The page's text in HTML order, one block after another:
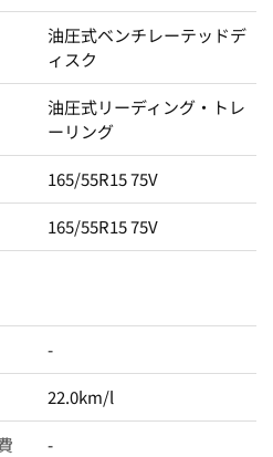
油圧式ベンチレーテッドデ
ィスク
油圧式リーディング・トレ
ーリング
165/55R15 75V
165/55R15 75V
-
22.0km/l
-